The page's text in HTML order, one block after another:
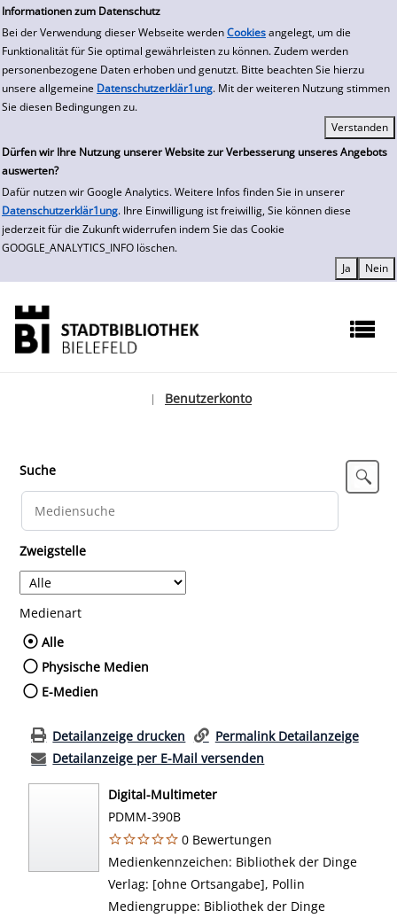
Informationen zum Datenschutz
Bei der Verwendung dieser Webseite werden Cookies angelegt, um die
Funktionalität für Sie optimal gewährleisten zu können. Zudem werden
personenbezogene Daten erhoben und genutzt. Bitte beachten Sie hierzu
unsere allgemeine Datenschutzerklär1ung. Mit der weiteren Nutzung stimmen
Sie diesen Bedingungen zu.
Dürfen wir Ihre Nutzung unserer Website zur Verbesserung unseres Angebots
auswerten?
Dafür nutzen wir Google Analytics. Weitere Infos finden Sie in unserer
Datenschutzerklär1ung. Ihre Einwilligung ist freiwillig, Sie können diese
jederzeit für die Zukunft widerrufen indem Sie das Cookie
GOOGLE_ANALYTICS_INFO löschen.
zur Navigation springen
zum Inhalt springen
Zur Detailanzeige springen
Benutzerkonto
Suche
Zweigstelle
Medienart
Wählen Sie die Medienart nach der Sie
Alle
Physische Medien
E-Medien
Detailanzeige drucken
Permalink Detailanzeige
Detailanzeige per E-Mail versenden
Digital-Multimeter
PDMM-390B
0 Bewertungen
Suche nach diesem Verfasser
Medienkennzeichen: Bibliothek der Dinge
Verlag: [ohne Ortsangabe], Pollin
Mediengruppe: Bibliothek der Dinge